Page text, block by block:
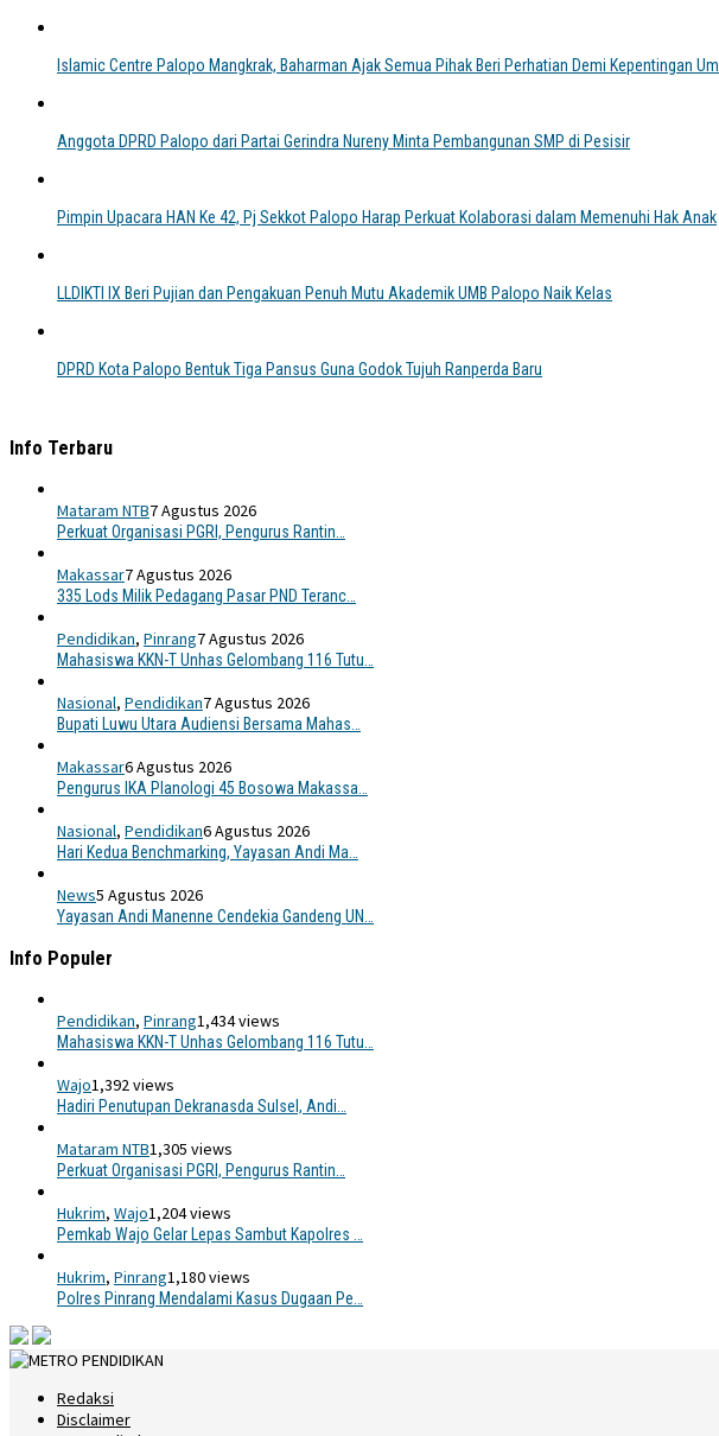
Islamic Centre Palopo Mangkrak, Baharman Ajak Semua Pihak Beri Perhatian Demi Kepentingan
Anggota DPRD Palopo dari Partai Gerindra Nureny Minta Pembangunan SMP di Pesisir
Pimpin Upacara HAN Ke 42, Pj Sekkot Palopo Harap Perkuat Kolaborasi dalam Memenuhi Hak Anak
LLDIKTI IX Beri Pujian dan Pengakuan Penuh Mutu Akademik UMB Palopo Naik Kelas
DPRD Kota Palopo Bentuk Tiga Pansus Guna Godok Tujuh Ranperda Baru
Info Terbaru
Mataram NTB7 Agustus 2026
Perkuat Organisasi PGRI, Pengurus Rantin…
Makassar7 Agustus 2026
335 Lods Milik Pedagang Pasar PND Teranc…
Pendidikan, Pinrang7 Agustus 2026
Mahasiswa KKN-T Unhas Gelombang 116 Tutu…
Nasional, Pendidikan7 Agustus 2026
Bupati Luwu Utara Audiensi Bersama Mahas…
Makassar6 Agustus 2026
Pengurus IKA Planologi 45 Bosowa Makassa…
Nasional, Pendidikan6 Agustus 2026
Hari Kedua Benchmarking, Yayasan Andi Ma…
News5 Agustus 2026
Yayasan Andi Manenne Cendekia Gandeng UN…
Info Populer
Pendidikan, Pinrang1,434 views
Mahasiswa KKN-T Unhas Gelombang 116 Tutu…
Wajo1,392 views
Hadiri Penutupan Dekranasda Sulsel, Andi…
Mataram NTB1,305 views
Perkuat Organisasi PGRI, Pengurus Rantin…
Hukrim, Wajo1,204 views
Pemkab Wajo Gelar Lepas Sambut Kapolres …
Hukrim, Pinrang1,180 views
Polres Pinrang Mendalami Kasus Dugaan Pe…
Redaksi
Disclaimer